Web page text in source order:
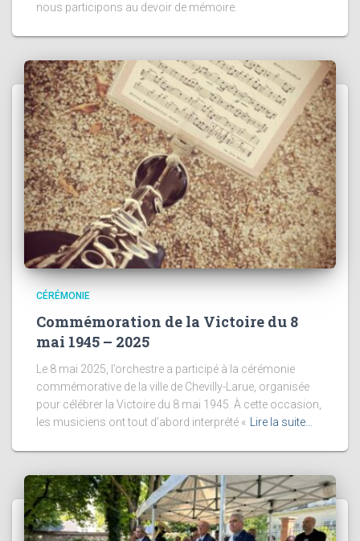
nous participons au devoir de mémoire.
CÉRÉMONIE
Commémoration de la Victoire du 8
mai 1945 – 2025
Le 8 mai 2025, l’orchestre a participé à la cérémonie
commémorative de la ville de Chevilly-Larue, organisée
pour célébrer la Victoire du 8 mai 1945. À cette occasion,
les musiciens ont tout d’abord interprété «
Lire la suite…